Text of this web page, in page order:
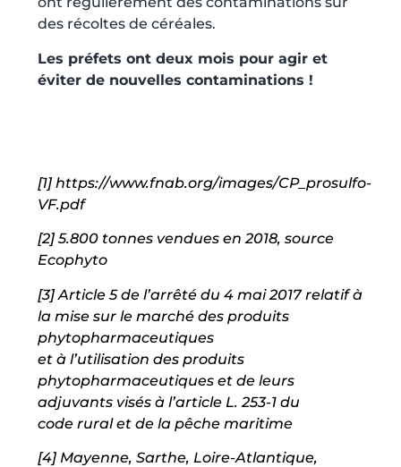
des récoltes de céréales.
Les préfets ont deux mois pour agir et
éviter de nouvelles contaminations !
[1] https://www.fnab.org/images/CP_prosulfo-
VF.pdf
[2]5.800 tonnes vendues en 2018, source
Ecophyto
[3]Article 5 de l’arrêté du 4 mai 2017 relatif à
la mise sur le marché des produits
phytopharmaceutiques
et à l’utilisation des produits
phytopharmaceutiques et de leurs
adjuvants visés à l’article L. 253-1 du
code rural et de la pêche maritime
[4]Mayenne, Sarthe, Loire-Atlantique,